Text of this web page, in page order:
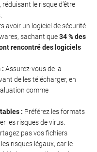
le risque d’être
avoir un logiciel de sécurité
sachant que34 % des
rencontré des logiciels
: Assurez-vous de la
de les télécharger, en
comme
: Préférez les formats
les risques de virus.
pas vos fichiers
risques légaux, car le